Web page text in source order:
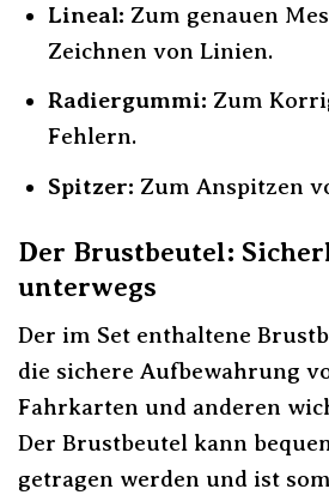
Lineal: Zum genauen
Zeichnen von Linien.
Radiergummi: Zum
Fehlern.
Spitzer: Zum Anspitzen
Der Brustbeutel:
unterwegs
Der im Set enthaltene
die sichere Aufbewahrung
Fahrkarten und anderen
Der Brustbeutel kann
getragen werden und ist